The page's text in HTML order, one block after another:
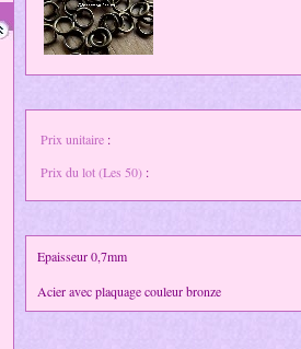
Prix unitaire :
Prix du lot (Les 50) :
Epaisseur 0,7mm
Acier avec plaquage couleur bronze